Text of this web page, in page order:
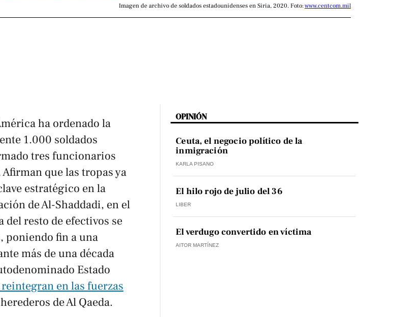
Imagen de archivo de soldados estadounidenses en Siria, 2020. Foto: www.centcom.mil
ha ordenado la
1.000 soldados
tres funcionarios
Afirman que las tropas ya
estratégico en la
de Al-Shaddadi, en el
resto de efectivos se
poniendo fin a una
más de una década
Estado
en las fuerzas
de Al Qaeda.
OPINIÓN
Ceuta, el negocio político de la
inmigración
KARLA PISANO
El hilo rojo de julio del 36
LIBER
El verdugo convertido en víctima
AITOR MARTÍNEZ